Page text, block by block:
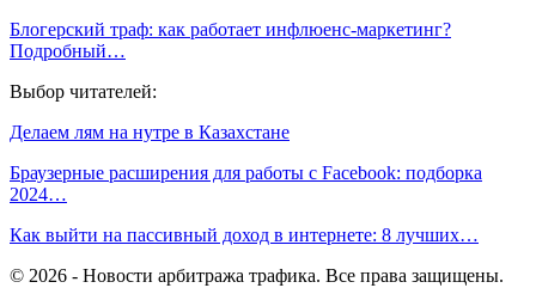
Блогерский траф: как работает инфлюенс-маркетинг?
Подробный…
Выбор читателей:
Делаем лям на нутре в Казахстане
Браузерные расширения для работы с Facebook: подборка
2024…
Как выйти на пассивный доход в интернете: 8 лучших…
© 2026 - Новости арбитража трафика. Все права защищены.